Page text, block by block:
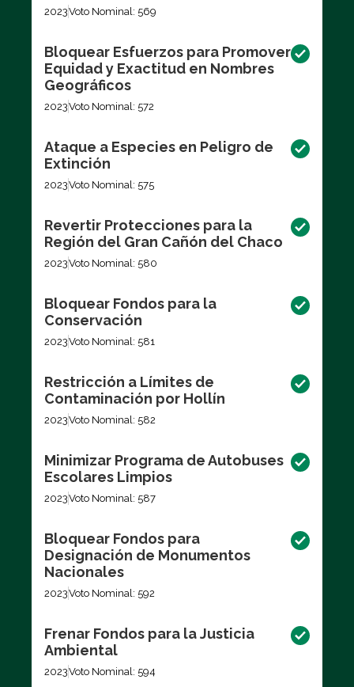
2023Voto Nominal: 569
Bloquear Esfuerzos para Promover
Equidad y Exactitud en Nombres
Geográficos
2023Voto Nominal: 572
Ataque a Especies en Peligro de
Extinción
2023Voto Nominal: 575
Revertir Protecciones para la
Región del Gran Cañón del Chaco
2023Voto Nominal: 580
Bloquear Fondos para la
Conservación
2023Voto Nominal: 581
Restricción a Límites de
Contaminación por Hollín
2023Voto Nominal: 582
Minimizar Programa de Autobuses
Escolares Limpios
2023Voto Nominal: 587
Bloquear Fondos para
Designación de Monumentos
Nacionales
2023Voto Nominal: 592
Frenar Fondos para la Justicia
Ambiental
2023Voto Nominal: 594